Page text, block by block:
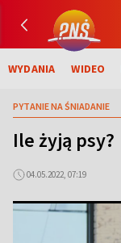
WYDANIA WIDEO
PYTANIE NA ŚNIADANIE
Ile żyją psy?
04.05.2022, 07:19